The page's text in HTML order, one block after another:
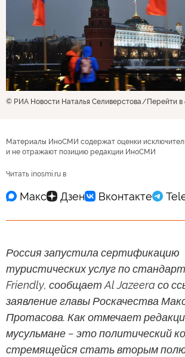
© РИА Новости Наталья Селиверстова Перейти в
Материалы ИноСМИ содержат оценки
и не отражают позицию редакции ИноСМИ
Читать inosmi.ru в
Россия запустила сертификацию
туристических услуг по
Friendly, сообщает Al Jazeera со
заявление главы Роскачества
Протасова. Как отмечает
мусульмане – это политический
стремящейся стать вторым